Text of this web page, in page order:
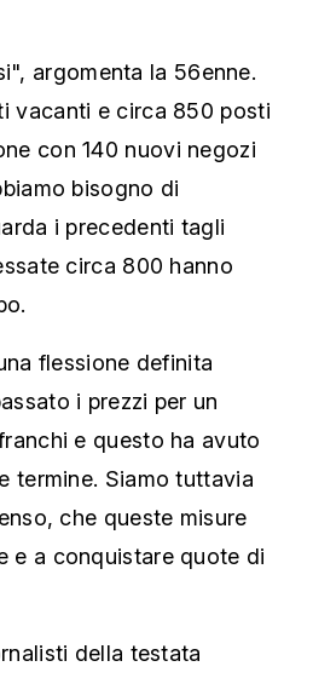
argomenta la 56enne.
vacanti e circa 850 posti
con 140 nuovi negozi
bisogno di
i precedenti tagli
circa 800 hanno
flessione definita
i prezzi per un
e questo ha avuto
termine. Siamo tuttavia
che queste misure
e a conquistare quote di
della testata